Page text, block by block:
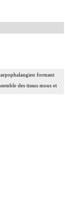
formant
des tissus mous et